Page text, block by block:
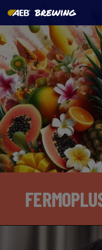
AEB
ENOLOGIA
CERVEJA
FOOD
SPIRITS
AEB ACADEMY
eSHOP
PT
Carrinho